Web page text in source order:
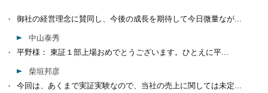
御社の経営理念に賛同し、今後の成長を期待して今日微量なが...
中山泰秀
平野様： 東証１部上場おめでとうございます。ひとえに平...
柴垣邦彦
今回は、あくまで実証実験なので、当社の売上に関しては未定...